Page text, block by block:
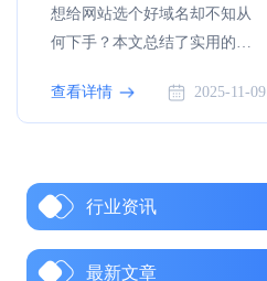
想给网站选个好域名却不知从
何下手？本文总结了实用的域
选择主要原则，用简单易懂的
语言和真实案例，一步步教新
牌、让用户信任的优质域名。
一、域名的定义和影响1、定义
联网上的地址。域名能让用户
查看详情 2025-11-09
行业资讯
最新文章